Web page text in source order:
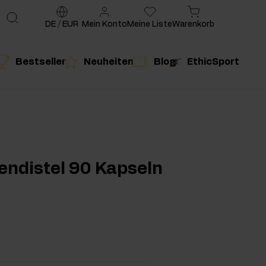
Bestseller Neuheiten Blog EthicSport
DE / EUR Mein Konto Meine ListeWarenkorb
90 Kapseln